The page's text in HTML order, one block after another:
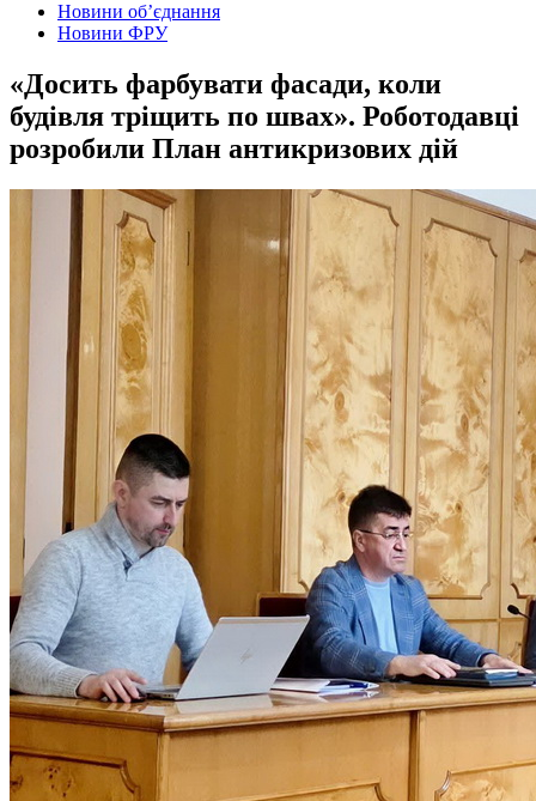
Новини об’єднання
Новини ФРУ
«Досить фарбувати фасади, коли
будівля тріщить по швах». Роботодавці
розробили План антикризових дій